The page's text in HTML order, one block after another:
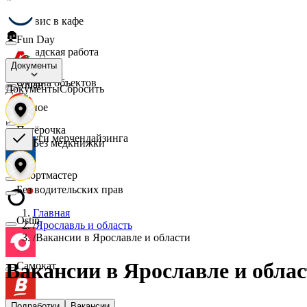
☕
Сервис в кафе
🏚️
Складская работа
🛡️
Охрана объектов
🔎
Разное
📈
Услуги мерчендайзинга
Fun Day
Ашан
Пятёрочка
Спортмастер
Ostin
Самокат
Документы
ДокументыСбросить
Без медкнижки
Без водительских прав
Главная
/Ярославль и область
/Вакансии в Ярославле и области
Вакансии в Ярославле и